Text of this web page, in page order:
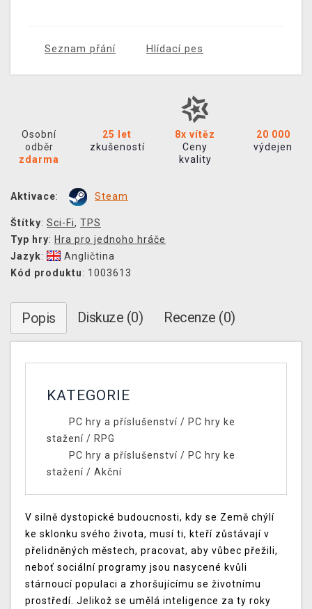
Seznam přání Hlídací pes
Osobní
odběr
zdarma
25 let
zkušeností
8x vítěz
Ceny
kvality
20 000
výdejen
Aktivace: Steam
Štítky: Sci-Fi, TPS
Typ hry: Hra pro jednoho hráče
Jazyk:
Angličtina
Kód produktu: 1003613
Popis Diskuze (0) Recenze (0)
KATEGORIE
PC hry a příslušenství/ PC hry ke
stažení / RPG
PC hry a příslušenství/ PC hry ke
stažení / Akční
V silně dystopické budoucnosti, kdy se Země chýlí
ke sklonku svého života, musí ti, kteří zůstávají v
přelidněných městech, pracovat, aby vůbec přežili,
neboť sociální programy jsou nasycené kvůli
stárnoucí populaci a zhoršujícímu se životnímu
prostředí. Jelikož se umělá inteligence za ty roky